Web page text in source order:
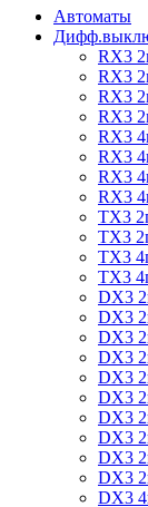
Автоматы
RX3
RX3
RX3
RX3
RX3
RX3
RX3
RX3
TX3
TX3
TX3
TX3
DX3
DX3
DX3
DX3
DX3
DX3
DX3
DX3
DX3
DX3
DX3